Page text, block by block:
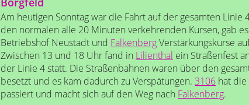
Am heutigen Sonntag war die Fahrt auf der gesamten Linie
den normalen alle 20 Minuten verkehrenden Kursen, gab
Betriebshof Neustadt und FalkenbergVerstärkungskurse
Zwischen 13 und 18 Uhr fand in Lilienthal ein Straßenfest
der Linie 4 statt. Die Straßenbahnen waren über den
besetzt und es kam dadurch zu Verspätungen. 3106 hat
passiert und macht sich auf den Weg nach Falkenberg.